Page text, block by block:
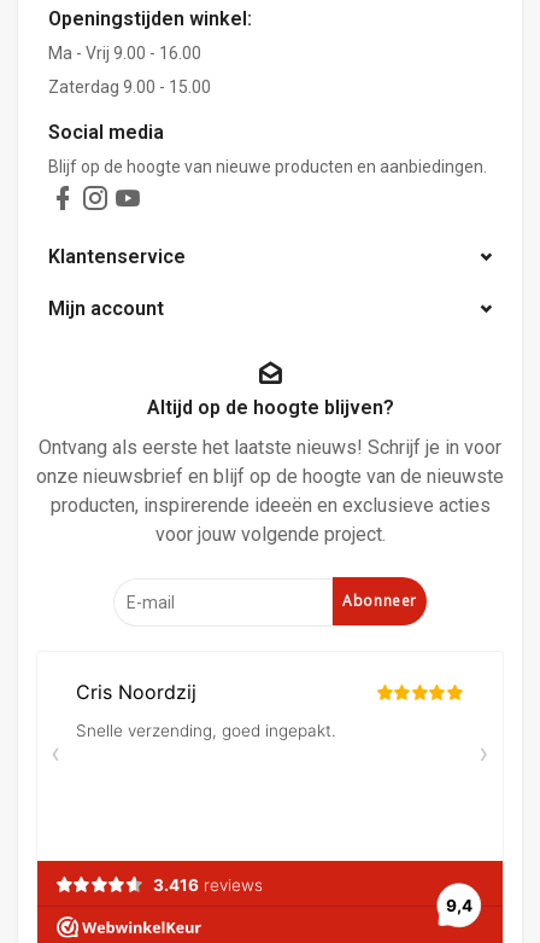
Openingstijden winkel:
Ma - Vrij 9.00 - 16.00
Zaterdag 9.00 - 15.00
Social media
Blijf op de hoogte van nieuwe producten en aanbiedingen.
Klantenservice
Mijn account
Altijd op de hoogte blijven?
Ontvang als eerste het laatste nieuws! Schrijf je in voor
onze nieuwsbrief en blijf op de hoogte van de nieuwste
producten, inspirerende ideeën en exclusieve acties
voor jouw volgende project.
Abonneer